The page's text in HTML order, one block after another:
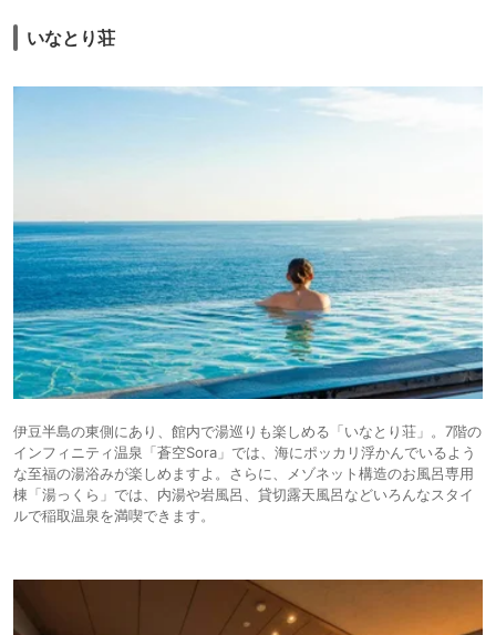
いなとり荘
伊豆半島の東側にあり、館内で湯巡りも楽しめる「いなとり荘」。7階の
インフィニティ温泉「蒼空Sora」では、海にポッカリ浮かんでいるよう
な至福の湯浴みが楽しめますよ。さらに、メゾネット構造のお風呂専用
棟「湯っくら」では、内湯や岩風呂、貸切露天風呂などいろんなスタイ
ルで稲取温泉を満喫できます。